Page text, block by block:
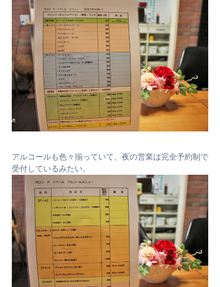
アルコールも色々揃っていて、夜の営業は完全予約制で
受付しているみたい。